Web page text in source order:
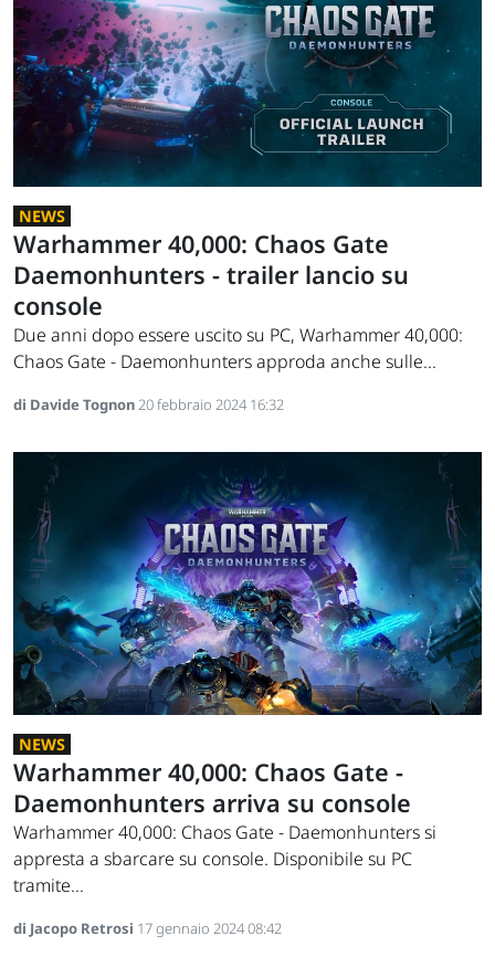
NEWS
Warhammer 40,000: Chaos Gate
Daemonhunters - trailer lancio su
console
Due anni dopo essere uscito su PC, Warhammer 40,000:
Chaos Gate - Daemonhunters approda anche sulle...
di Davide Tognon20 febbraio 2024 16:32
NEWS
Warhammer 40,000: Chaos Gate -
Daemonhunters arriva su console
Warhammer 40,000: Chaos Gate - Daemonhunters si
appresta a sbarcare su console. Disponibile su PC
tramite...
di Jacopo Retrosi 17 gennaio 2024 08:42